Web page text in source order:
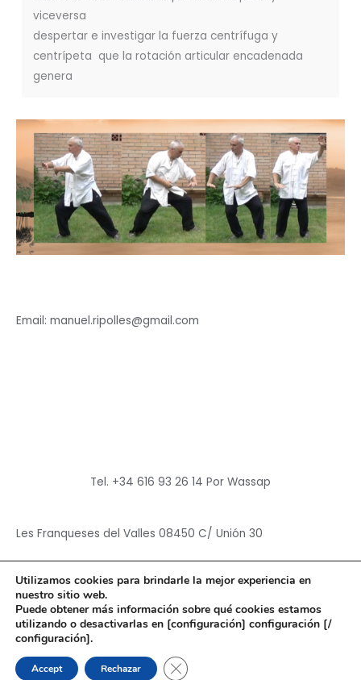
viceversa
despertar e investigar la fuerza centrífuga y
centrípeta que la rotación articular encadenada
genera
Email: manuel.ripolles@gmail.com
Tel. +34 616 93 26 14 Por Wassap
Les Franqueses del Valles 08450 C/ Unión 30
Copyright © 2026Hun Yuan Chen
Powered byHun Yuan Chen
Utilizamos cookies para brindarle la mejor experiencia en
nuestro sitio web.
Puede obtener más información sobre qué cookies estamos
utilizando o desactivarlas en [configuración] configuración [/
configuración].
Accept Rechazar CERRAR EL BANNER DE